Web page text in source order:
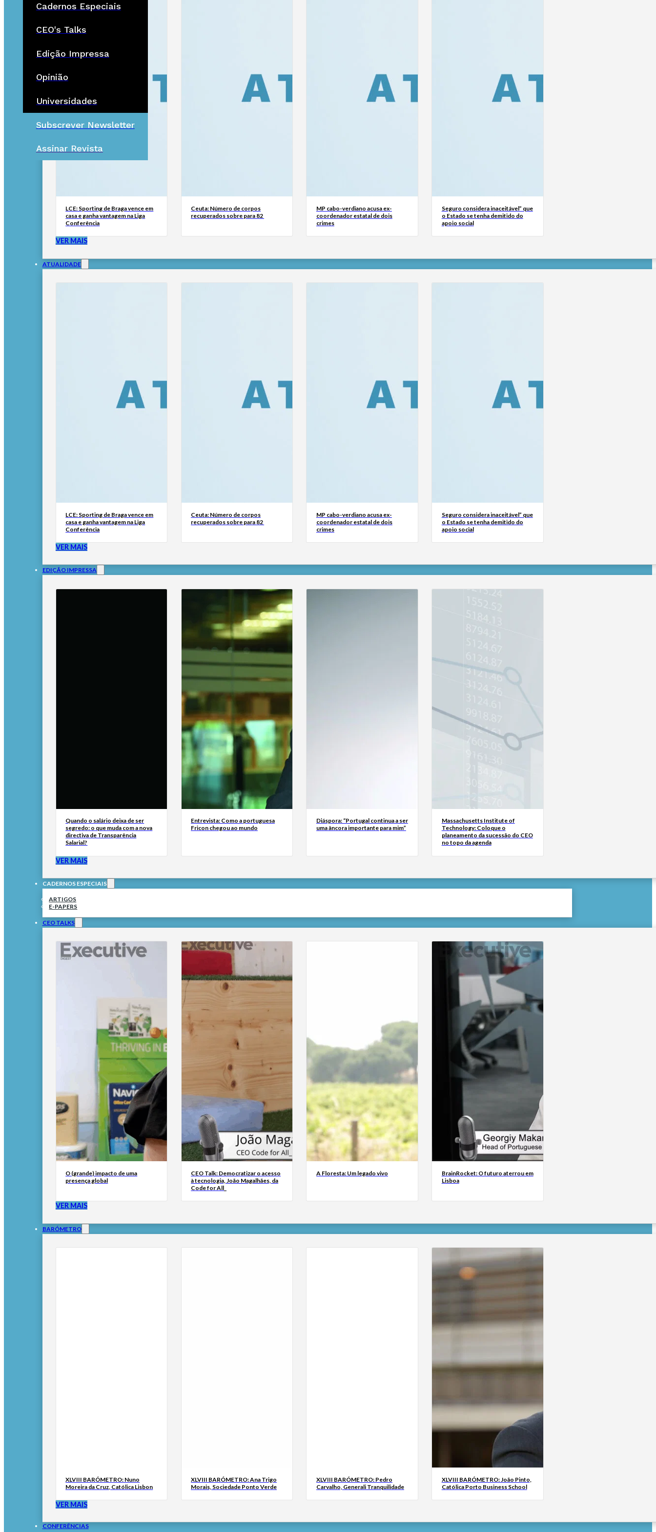
Cadernos Especiais
CEO's Talks
Edição Impressa
Opinião
Universidades
Subscrever Newsletter
Assinar Revista
LCE: Sporting de Braga vence em
casa e ganha vantagem na Liga
Conferência
Ceuta: Número de corpos
recuperados sobre para 82
MP cabo-verdiano acusa ex-
coordenador estatal de dois
crimes
Seguro considera inaceitável” que
o Estado se tenha demitido do
apoio social
VER MAIS
ATUALIDADE
LCE: Sporting de Braga vence em
casa e ganha vantagem na Liga
Conferência
Ceuta: Número de corpos
recuperados sobre para 82
MP cabo-verdiano acusa ex-
coordenador estatal de dois
crimes
Seguro considera inaceitável” que
o Estado se tenha demitido do
apoio social
VER MAIS
EDIÇÃO IMPRESSA
Quando o salário deixa de ser
segredo: o que muda com a nova
directiva de Transparência
Salarial?
Entrevista: Como a portuguesa
Fricon chegou ao mundo
Diáspora: “Portugal continua a ser
uma âncora importante para mim”
Massachusetts Institute of
Technology: Coloque o
planeamento da sucessão do CEO
no topo da agenda
VER MAIS
CADERNOS ESPECIAIS
ARTIGOS
E-PAPERS
CEO TALKS
O (grande) impacto de uma
presença global
CEO Talk: Democratizar o acesso
à tecnologia, João Magalhães, da
Code for All_
A Floresta: Um legado vivo
BrainRocket: O futuro aterrou em
Lisboa
VER MAIS
BARÓMETRO
XLVIII BARÓMETRO: Nuno
Moreira da Cruz, Católica Lisbon
XLVIII BARÓMETRO: Ana Trigo
Morais, Sociedade Ponto Verde
XLVIII BARÓMETRO: Pedro
Carvalho, Generali Tranquilidade
XLVIII BARÓMETRO: João Pinto,
Católica Porto Business School
VER MAIS
CONFERÊNCIAS